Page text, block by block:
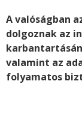
A valóságban
dolgoznak az
valamint az
folyamatos